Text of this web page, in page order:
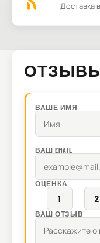
Доставка
ВАШЕ ИМЯ
ВАШ EMAIL
ОЦЕНКА
1 2
ВАШ ОТЗЫВ